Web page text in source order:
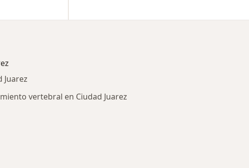
Juarez
vertebral en Ciudad Juarez